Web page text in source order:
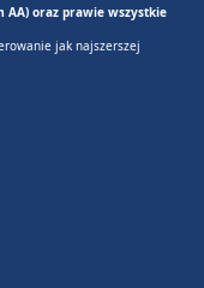
AA) oraz prawie wszystkie
jak najszerszej